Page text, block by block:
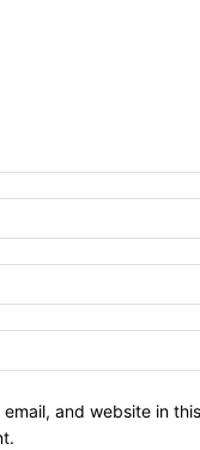
email, and website in